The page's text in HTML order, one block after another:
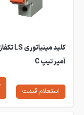
آمپر تیپ C
استعلام قیمت